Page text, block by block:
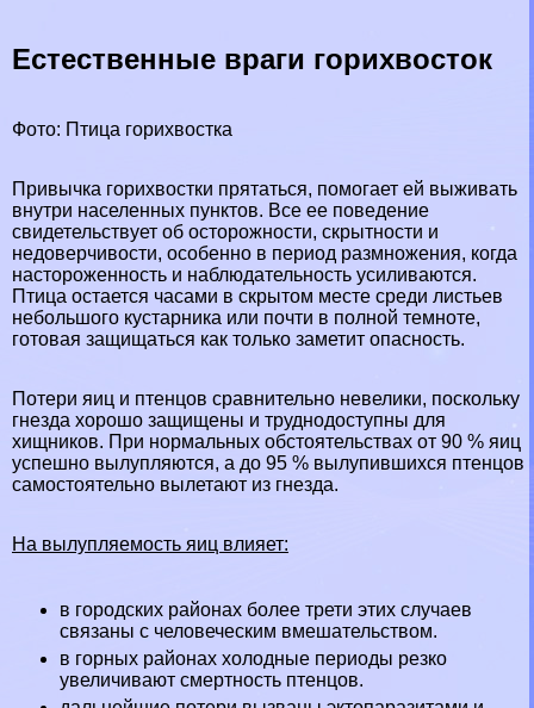
Естественные враги горихвосток
Фото: Птица горихвостка
Привычка горихвостки прятаться, помогает ей выживать
внутри населенных пунктов. Все ее поведение
свидетельствует об осторожности, скрытности и
недоверчивости, особенно в период размножения, когда
настороженность и наблюдательность усиливаются.
Птица остается часами в скрытом месте среди листьев
небольшого кустарника или почти в полной темноте,
готовая защищаться как только заметит опасность.
Потери яиц и птенцов сравнительно невелики, поскольку
гнезда хорошо защищены и труднодоступны для
хищников. При нормальных обстоятельствах от 90 % яиц
успешно вылупляются, а до 95 % вылупившихся птенцов
самостоятельно вылетают из гнезда.
На вылупляемость яиц влияет:
в городских районах более трети этих случаев
связаны с человеческим вмешательством.
в горных районах холодные периоды резко
увеличивают cмepтность птенцов.